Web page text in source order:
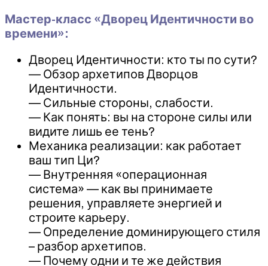
Мастер-класс «Дворец Идентичности во
времени»:
Дворец Идентичности: кто ты по сути?
— Обзор архетипов Дворцов
Идентичности.
— Сильные стороны, слабости.
— Как понять: вы на стороне силы или
видите лишь ее тень?
Механика реализации: как работает
ваш тип Ци?
— Внутренняя «операционная
система» — как вы принимаете
решения, управляете энергией и
строите карьеру.
— Определение доминирующего стиля
– разбор архетипов.
— Почему одни и те же действия